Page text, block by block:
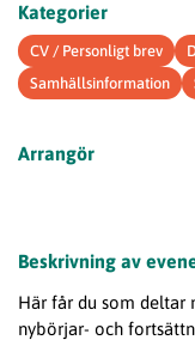
Kategorier
CV / Personligt brev
Samhällsinformation
Arrangör
Beskrivning av
Här får du som deltar
nybörjar- och